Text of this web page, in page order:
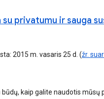
su privatumu ir sauga
2015 m. vasaris 25 d. (žr.
kaip galite naudotis mūsų